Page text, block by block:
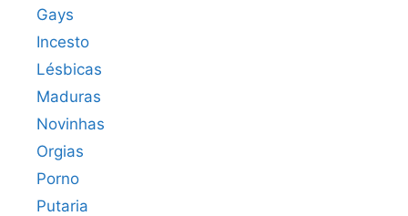
Gays
Incesto
Lésbicas
Maduras
Novinhas
Orgias
Porno
Putaria